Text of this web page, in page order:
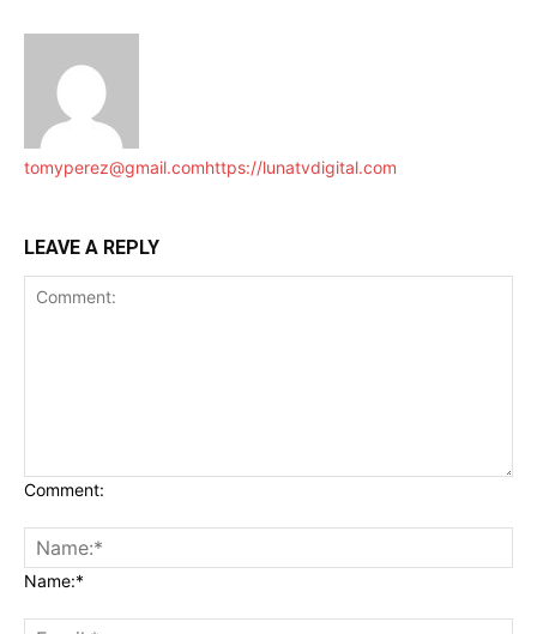
tomyperez@gmail.comhttps://lunatvdigital.com
LEAVE A REPLY
Comment:
Name:*